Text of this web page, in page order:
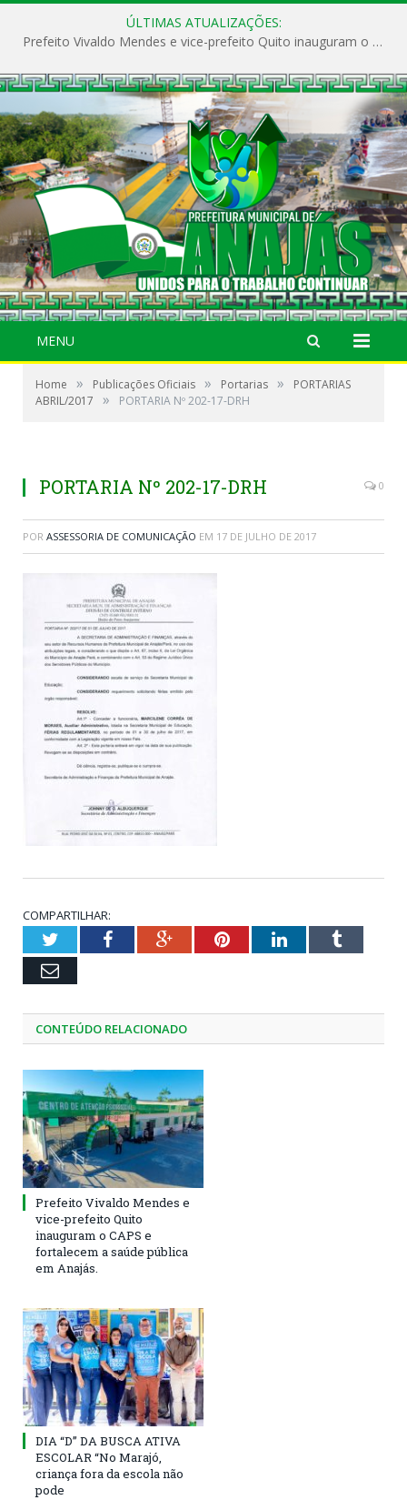
ÚLTIMAS ATUALIZAÇÕES:
Prefeito Vivaldo Mendes e vice-prefeito Quito inauguram o CAPS e fortalecem a saúde pública em Anajás.
MENU
Home » Publicações Oficiais » Portarias »
PORTARIAS
ABRIL/2017
» PORTARIA Nº 202-17-DRH
PORTARIA Nº 202-17-DRH 0
POR ASSESSORIA DE COMUNICAÇÃO EM 17 DE JULHO DE 2017
COMPARTILHAR:
TwitterFacebookGoogle+PinterestLinkedInTumblr
Email
CONTEÚDO RELACIONADO
Prefeito Vivaldo Mendes e
vice-prefeito Quito
inauguram o CAPS e
fortalecem a saúde pública
em Anajás.
DIA “D” DA BUSCA ATIVA
ESCOLAR “No Marajó,
criança fora da escola não
pode